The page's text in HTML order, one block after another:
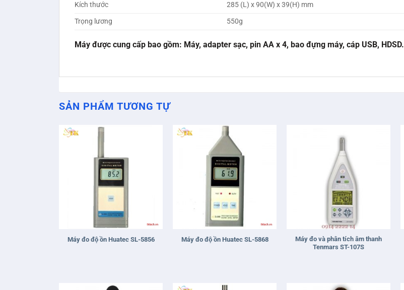
Kích thước
285 (L) x 90(W) x 39(H) mm
Trọng lương
550g
Máy được cung cấp bao gồm: Máy, adapter sạc, pin AA x 4, bao đựng máy, cáp USB, HDSD.
SẢN PHẨM TƯƠNG TỰ
Máy đo độ ồn Huatec SL-5856 Máy đo độ ồn Huatec SL-5868
Máy đo và phân tích âm thanh
Tenmars ST-107S